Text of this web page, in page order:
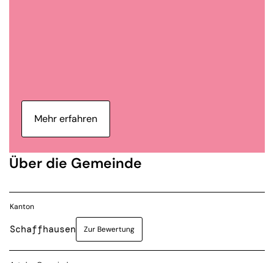
Mehr erfahren
Über die Gemeinde
Kanton
Schaffhausen Zur Bewertung